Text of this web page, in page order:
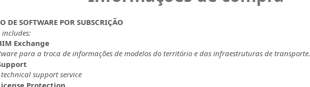
DE SOFTWARE POR SUBSCRIÇÃO
Exchange
para a troca de informações de modelos do território e das infraestruturas de transporte.
technical support service
Protection